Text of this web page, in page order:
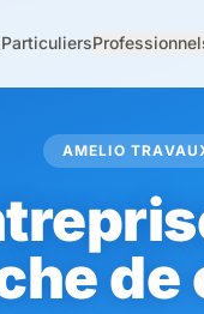
Particuliers
AMELIO
de